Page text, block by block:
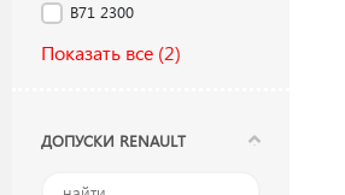
B71 2300
Показать все (2)
ДОПУСКИ RENAULT